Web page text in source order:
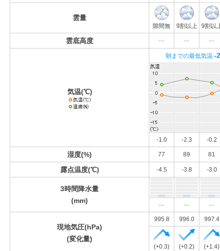
雲量
隙間無 9割以上 9割以
雲底高度 --- --- ---
気温(℃)
朝までの最低気温 -
-1.0 -2.3 -0.2
湿度(%) 77 89 81
露点温度(℃) -4.5 -3.8 -3.0
3時間降水量
(mm)
--- --- ---
現地気圧(hPa)
(変化量)
995.8 996.0 997.4
(+0.3) (+0.2) (+1.4)